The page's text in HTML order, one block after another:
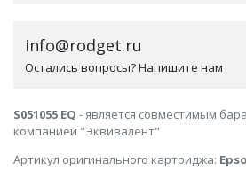
info@rodget.ru
Остались вопросы? Напишите нам
S051055 EQ - является совместимым
компанией "Эквивалент"
Артикул оригинального картриджа: